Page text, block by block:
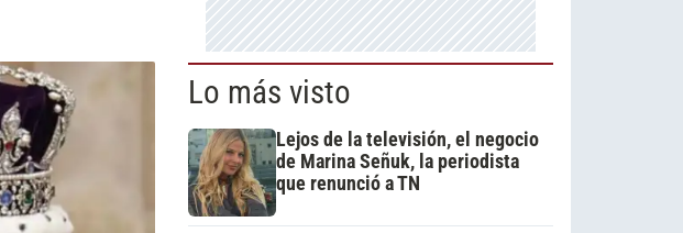
Lo más visto
Lejos de la televisión, el negocio
de Marina Señuk, la periodista
que renunció a TN